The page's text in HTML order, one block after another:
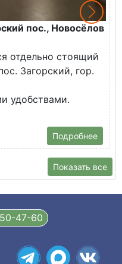
пос., Новосёлов
отдельно стоящий
Загорский, гор.
удобствами.
Подробнее
Показать все
47-60